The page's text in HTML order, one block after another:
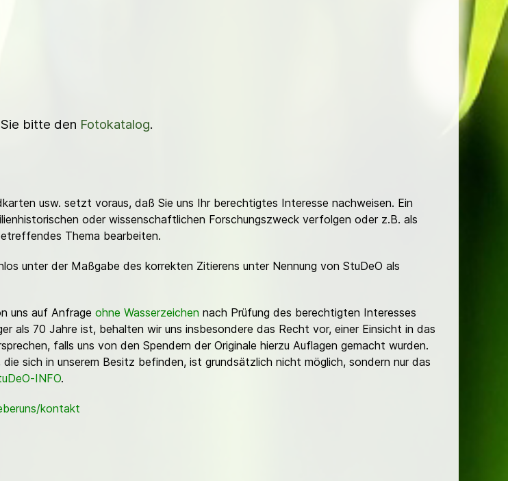
bitte den Fotokatalog.
usw. setzt voraus, daß Sie uns Ihr berechtigtes Interesse nachweisen. Ein
oder wissenschaftlichen Forschungszweck verfolgen oder z.B. als
Thema bearbeiten.
unter der Maßgabe des korrekten Zitierens unter Nennung von StuDeO als
uns auf Anfrage ohne Wasserzeichen nach Prüfung des berechtigten Interesses
als 70 Jahre ist, behalten wir uns insbesondere das Recht vor, einer Einsicht in das
falls uns von den Spendern der Originale hierzu Auflagen gemacht wurden.
sich in unserem Besitz befinden, ist grundsätzlich nicht möglich, sondern nur das
INFO.
kontakt